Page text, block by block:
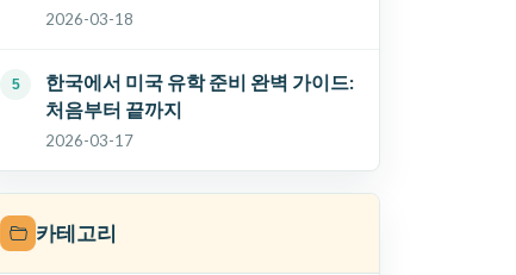
2026-03-18
한국에서 미국 유학 준비 완벽 가이드:
처음부터 끝까지
2026-03-17
카테고리